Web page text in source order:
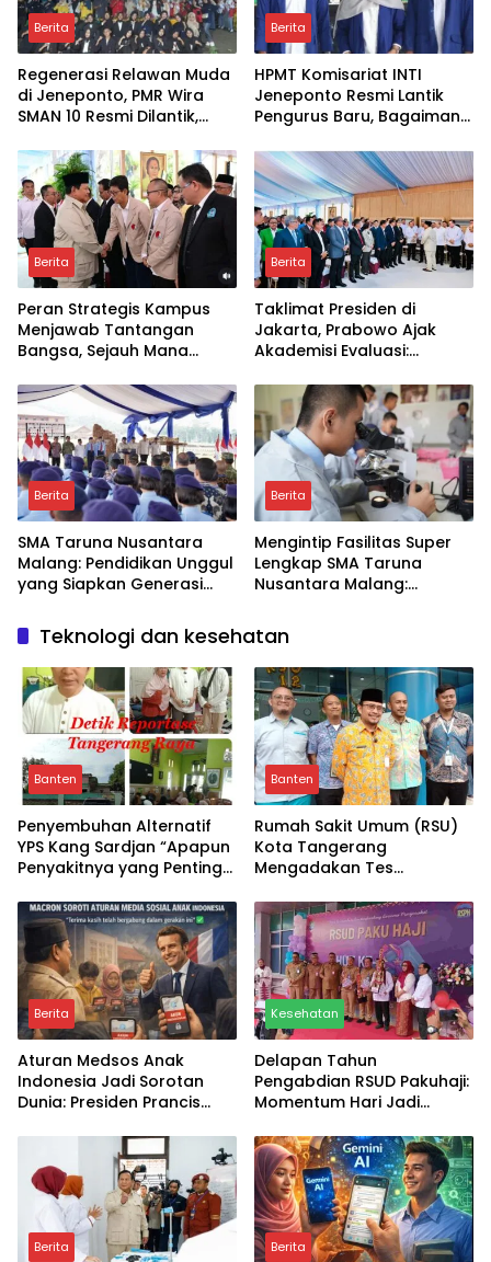
Berita
Regenerasi Relawan Muda
di Jeneponto, PMR Wira
SMAN 10 Resmi Dilantik,
Nilai Kemanusiaan?
Berita
HPMT Komisariat INTI
Jeneponto Resmi Lantik
Pengurus Baru, Bagaimana
Mahasiswa dan
Masyarakat?
Berita
Peran Strategis Kampus
Menjawab Tantangan
Bangsa, Sejauh Mana
Berdampak bagi Rakyat?
Berita
Taklimat Presiden di
Jakarta, Prabowo Ajak
Akademisi Evaluasi:
Nyata untuk Rakyat?
Berita
SMA Taruna Nusantara
Malang: Pendidikan Unggul
yang Siapkan Generasi
Depan – Benarkah?
Berita
Mengintip Fasilitas Super
Lengkap SMA Taruna
Nusantara Malang:
Amphitheatre, Apa
Dampaknya ke Generasi
Muda?
Teknologi dan kesehatan
Banten
Penyembuhan Alternatif
YPS Kang Sardjan “Apapun
Penyakitnya yang Penting
SWT”
Banten
Rumah Sakit Umum (RSU)
Kota Tangerang
Mengadakan Tes
Masyarakat Kota
Tangerang
Berita
Aturan Medsos Anak
Indonesia Jadi Sorotan
Dunia: Presiden Prancis
Ucapkan Terima Kasih,
Apa Dampaknya bagi
Generasi Digital?
Kesehatan
Delapan Tahun
Pengabdian RSUD Pakuhaji:
Momentum Hari Jadi
Sosial Penuh Kepedulian
Untuk Anak Yatim Piatu
Berita Berita